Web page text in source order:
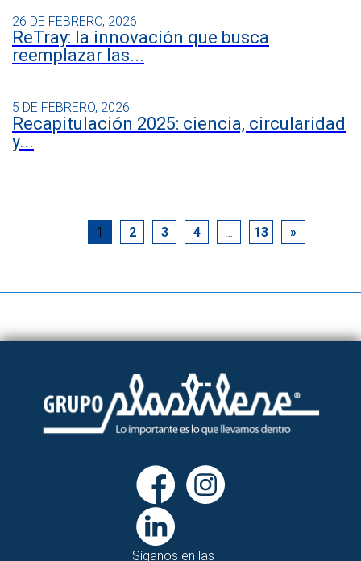
26 DE FEBRERO, 2026
ReTray: la innovación que busca
reemplazar las...
5 DE FEBRERO, 2026
Recapitulación 2025: ciencia, circularidad
y...
1 2 3 4 13 »
Síganos en las